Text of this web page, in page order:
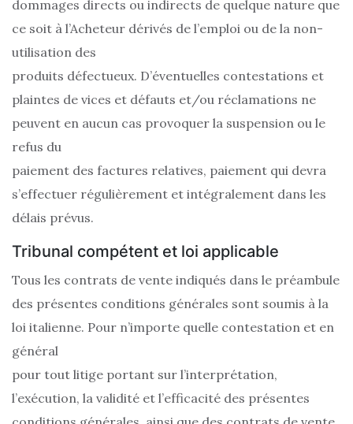
dommages directs ou indirects de quelque nature que
ce soit à l’Acheteur dérivés de l’emploi ou de la non-
utilisation des
produits défectueux. D’éventuelles contestations et
plaintes de vices et défauts et/ou réclamations ne
peuvent en aucun cas provoquer la suspension ou le
refus du
paiement des factures relatives, paiement qui devra
s’effectuer régulièrement et intégralement dans les
délais prévus.
Tribunal compétent et loi applicable
Tous les contrats de vente indiqués dans le préambule
des présentes conditions générales sont soumis à la
loi italienne. Pour n’importe quelle contestation et en
général
pour tout litige portant sur l’interprétation,
l’exécution, la validité et l’efficacité des présentes